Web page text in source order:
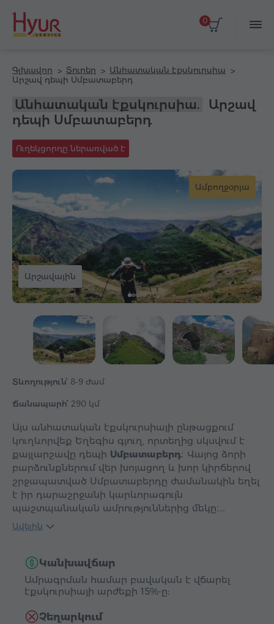
0
Գլխավոր Տուրեր
Անհատական էքսկուրսիա
Արշավ դեպի Սմբատաբերդ
Անհատական էքսկուրսիա.
Արշավ
դեպի Սմբատաբերդ
Ուղեկցորդը ներառված է
Ամբողջօրյա
Արշավային
Տևողություն՝ 8-9 ժամ
Ճանապարհ՝ 290 կմ
Այս անհատական էքսկուրսիայի ընթացքում
կուղևորվեք Եղեգիս գյուղ, որտեղից սկսվում է
քայլարշավը դեպի Սմբատաբերդ։ Վայոց ձորի
բարձունքներում վեր խոյացող և խոր կիրճերով
շրջապատված Սմբատաբերդը ժամանակին եղել
է իր դարաշրջանի կարևորագույն
պաշտպանական ամրություններից մեկը։…
Ավելին
Կանխավճար
Ամրագրման համար բավական է վճարել
էքսկուրսիայի արժեքի 15%-ը:
Չեղարկում